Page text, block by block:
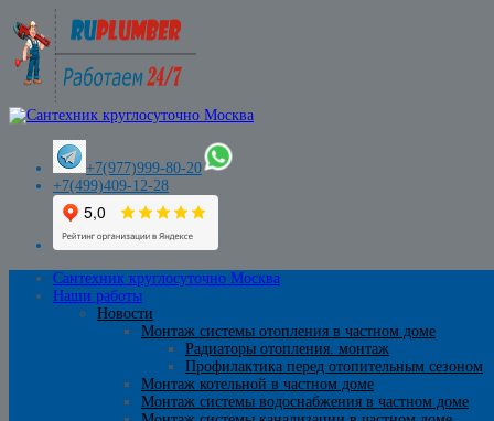
+7(977)999-80-20
+7(499)409-12-28
Сантехник круглосуточно Москва
Наши работы
Новости
Монтаж системы отопления в частном доме
Радиаторы отопления. монтаж
Профилактика перед отопительным сезоном
Монтаж котельной в частном доме
Монтаж системы водоснабжения в частном доме